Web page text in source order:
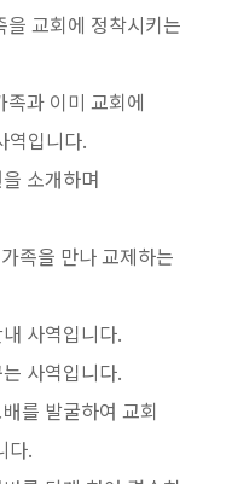
교회에 정착시키는
과 이미 교회에
역입니다.
소개하며
족을 만나 교제하는
사역입니다.
사역입니다.
를 발굴하여 교회
다.